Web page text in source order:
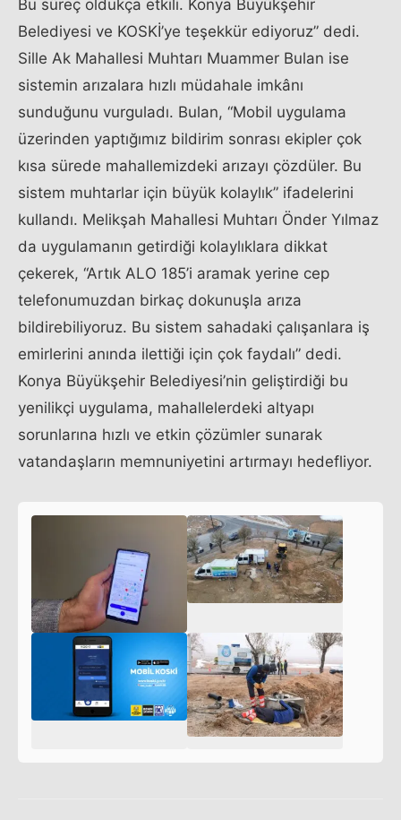
k
l
i
k
.
c
o
m
r
u
s
i
g
r
y
.
c
o
Bu süreç oldukça etkili. Konya Büyükşehir
Belediyesi ve KOSKİ’ye teşekkür ediyoruz” dedi.
Sille Ak Mahallesi Muhtarı Muammer Bulan ise
sistemin arızalara hızlı müdahale imkânı
sunduğunu vurguladı. Bulan, “Mobil uygulama
üzerinden yaptığımız bildirim sonrası ekipler çok
kısa sürede mahallemizdeki arızayı çözdüler. Bu
sistem muhtarlar için büyük kolaylık” ifadelerini
kullandı. Melikşah Mahallesi Muhtarı Önder Yılmaz
da uygulamanın getirdiği kolaylıklara dikkat
çekerek, “Artık ALO 185’i aramak yerine cep
telefonumuzdan birkaç dokunuşla arıza
bildirebiliyoruz. Bu sistem sahadaki çalışanlara iş
emirlerini anında ilettiği için çok faydalı” dedi.
Konya Büyükşehir Belediyesi’nin geliştirdiği bu
yenilikçi uygulama, mahallelerdeki altyapı
sorunlarına hızlı ve etkin çözümler sunarak
vatandaşların memnuniyetini artırmayı hedefliyor.